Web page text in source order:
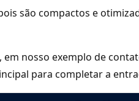
são compactos e
nosso exemplo de
para completar a